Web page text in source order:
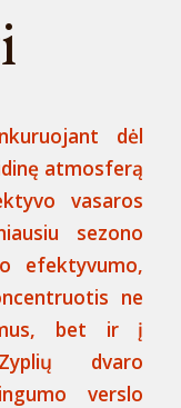
dėl
atmosferą
vasaros
sezono
efektyvumo,
ne
bet ir į
dvaro
verslo